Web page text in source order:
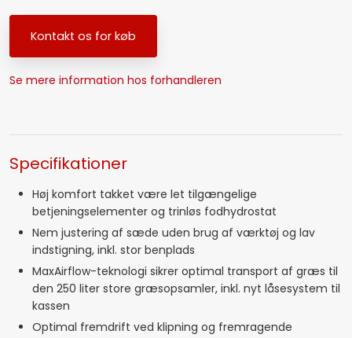
​Kontakt os for køb
Se mere information hos forhandleren
Specifikationer​
Høj komfort takket være let tilgængelige
betjeningselementer og trinløs fodhydrostat
Nem justering af sæde uden brug af værktøj og lav
indstigning, inkl. stor benplads
MaxAirflow-teknologi sikrer optimal transport af græs til
den 250 liter store græsopsamler, inkl. nyt låsesystem til
kassen
Optimal fremdrift ved klipning og fremragende